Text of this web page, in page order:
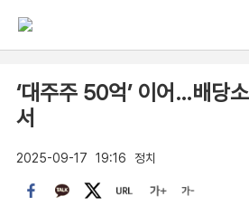
‘대주주 50억’ 이어…배당
서
2025-09-17 19:16 정치